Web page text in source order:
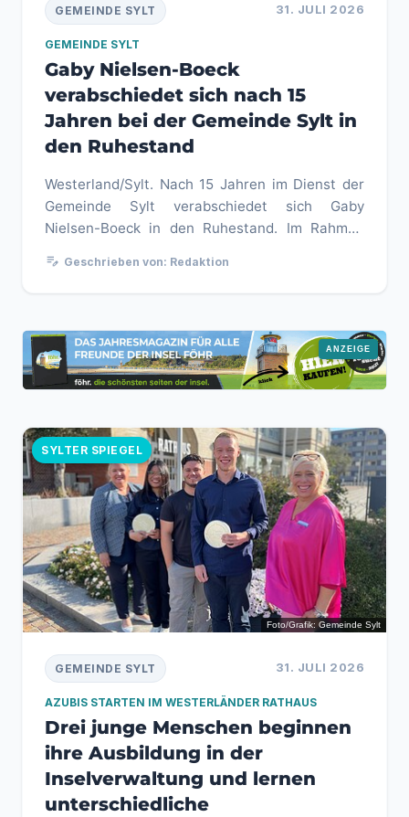
31. JULI 2026
GEMEINDE SYLT
GEMEINDE SYLT
Gaby Nielsen-Boeck
verabschiedet sich nach 15
Jahren bei der Gemeinde Sylt in
den Ruhestand
Westerland/Sylt. Nach 15 Jahren im Dienst der
Gemeinde Sylt verabschiedet sich Gaby
Nielsen-Boeck in den Ruhestand. Im Rahmen
edit_note Geschrieben von: Redaktion
SYLTER SPIEGEL
Foto/Grafik: Gemeinde Sylt
31. JULI 2026
GEMEINDE SYLT
AZUBIS STARTEN IM WESTERLÄNDER RATHAUS
Drei junge Menschen beginnen
ihre Ausbildung in der
Inselverwaltung und lernen
unterschiedliche